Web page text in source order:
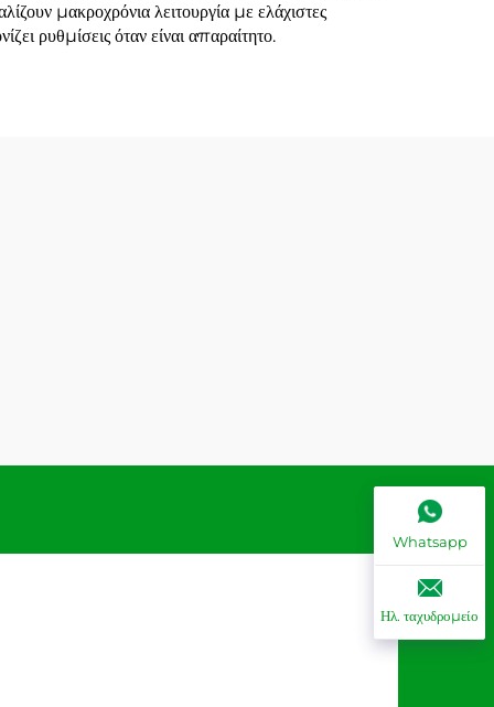
μακροχρόνια λειτουργία με ελάχιστες
ρυθμίσεις όταν είναι απαραίτητο.
Whatsapp
Ηλ. ταχυδρομείο